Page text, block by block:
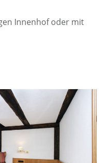
Innenhof oder mit